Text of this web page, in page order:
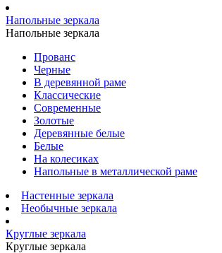
Напольные зеркала
Напольные зеркала
Прованс
Черные
В деревянной раме
Классические
Современные
Золотые
Деревянные белые
Белые
На колесиках
Напольные в металлической раме
Настенные зеркала
Необычные зеркала
Круглые зеркала
Круглые зеркала